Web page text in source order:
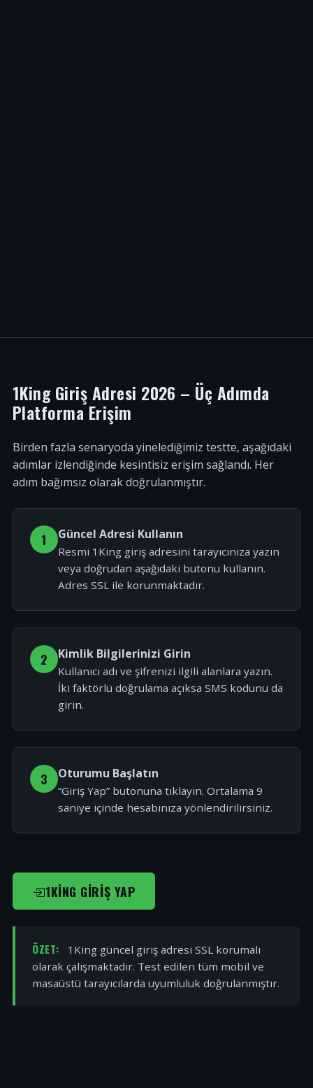
1King Giriş Adresi 2026 – Üç Adımda
Platforma Erişim
Birden fazla senaryoda yinelediğimiz testte, aşağıdaki
adımlar izlendiğinde kesintisiz erişim sağlandı. Her
adım bağımsız olarak doğrulanmıştır.
1 Güncel Adresi Kullanın
Resmi 1King giriş adresini tarayıcınıza yazın
veya doğrudan aşağıdaki butonu kullanın.
Adres SSL ile korunmaktadır.
2 Kimlik Bilgilerinizi Girin
Kullanıcı adı ve şifrenizi ilgili alanlara yazın.
İki faktörlü doğrulama açıksa SMS kodunu da
girin.
3 Oturumu Başlatın
“Giriş Yap” butonuna tıklayın. Ortalama 9
saniye içinde hesabınıza yönlendirilirsiniz.
1KING GIRIŞ YAP
ÖZET:
1King güncel giriş adresi SSL korumalı
olarak çalışmaktadır. Test edilen tüm mobil ve
masaüstü tarayıcılarda uyumluluk doğrulanmıştır.